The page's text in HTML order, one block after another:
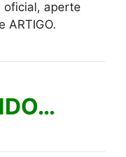
oficial, aperte
ARTIGO.